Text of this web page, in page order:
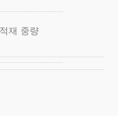
재 중량